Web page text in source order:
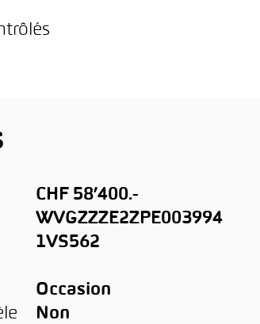
CHF 58’400.-
WVGZZZE2ZPE003994
1VS562
Occasion
Non